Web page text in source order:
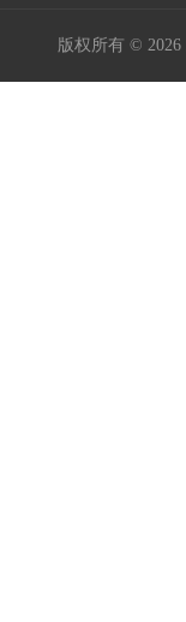
版权所有 ©